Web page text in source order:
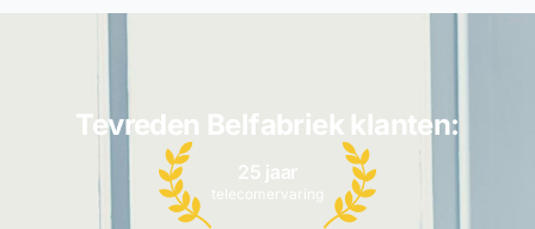
Tevreden Belfabriek klanten:
25 jaar
telecomervaring